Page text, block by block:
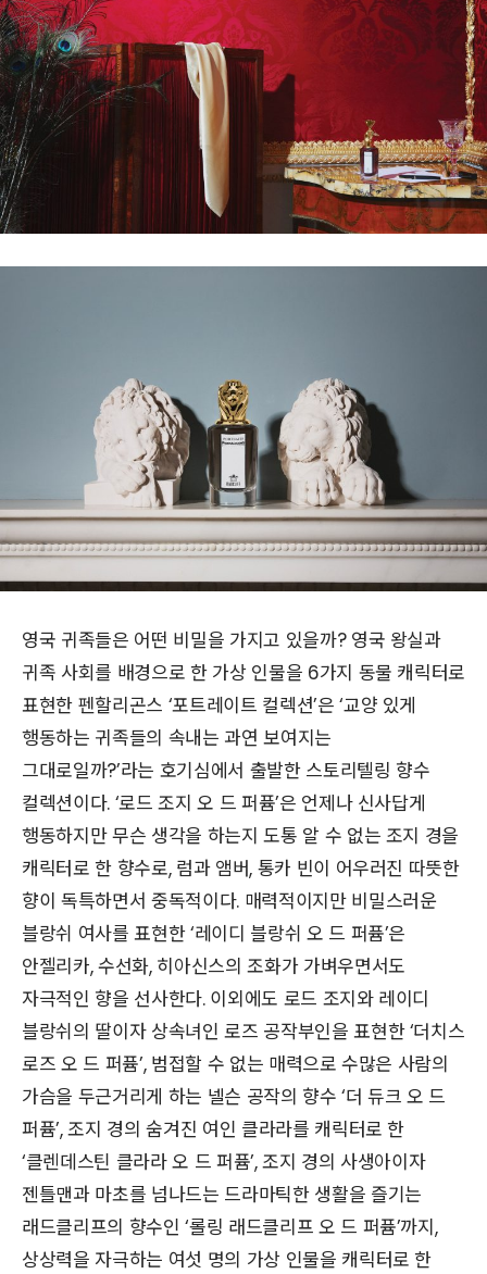
영국 귀족들은 어떤 비밀을 가지고 있을까? 영국 왕실과
귀족 사회를 배경으로 한 가상 인물을 6가지 동물 캐릭터로
표현한 펜할리곤스 ‘포트레이트 컬렉션’은 ‘교양 있게
행동하는 귀족들의 속내는 과연 보여지는
그대로일까?’라는 호기심에서 출발한 스토리텔링 향수
컬렉션이다. ‘로드 조지 오 드 퍼퓸’은 언제나 신사답게
행동하지만 무슨 생각을 하는지 도통 알 수 없는 조지 경을
캐릭터로 한 향수로, 럼과 앰버, 통카 빈이 어우러진 따뜻한
향이 독특하면서 중독적이다. 매력적이지만 비밀스러운
블랑쉬 여사를 표현한 ‘레이디 블랑쉬 오 드 퍼퓸’은
안젤리카, 수선화, 히아신스의 조화가 가벼우면서도
자극적인 향을 선사한다. 이외에도 로드 조지와 레이디
블랑쉬의 딸이자 상속녀인 로즈 공작부인을 표현한 ‘더치스
로즈 오 드 퍼퓸’, 범접할 수 없는 매력으로 수많은 사람의
가슴을 두근거리게 하는 넬슨 공작의 향수 ‘더 듀크 오 드
퍼퓸’, 조지 경의 숨겨진 여인 클라라를 캐릭터로 한
‘클렌데스틴 클라라 오 드 퍼퓸’, 조지 경의 사생아이자
젠틀맨과 마초를 넘나드는 드라마틱한 생활을 즐기는
래드클리프의 향수인 ‘롤링 래드클리프 오 드 퍼퓸’까지,
상상력을 자극하는 여섯 명의 가상 인물을 캐릭터로 한